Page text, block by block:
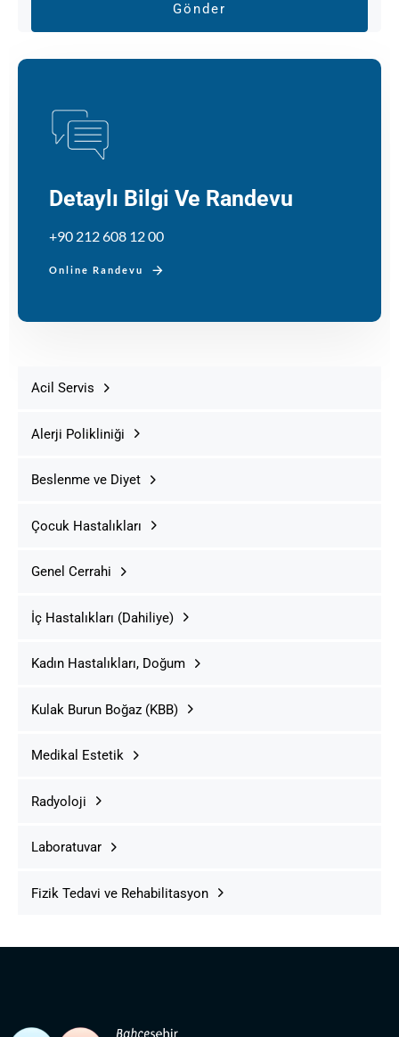
Detaylı Bilgi Ve Randevu
+90 212 608 12 00
Online Randevu
Acil Servis
Alerji Polikliniği
Beslenme ve Diyet
Çocuk Hastalıkları
Genel Cerrahi
İç Hastalıkları (Dahiliye)
Kadın Hastalıkları, Doğum
Kulak Burun Boğaz (KBB)
Medikal Estetik
Radyoloji
Laboratuvar
Fizik Tedavi ve Rehabilitasyon